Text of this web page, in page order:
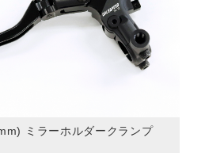
ミラーホルダークランプ